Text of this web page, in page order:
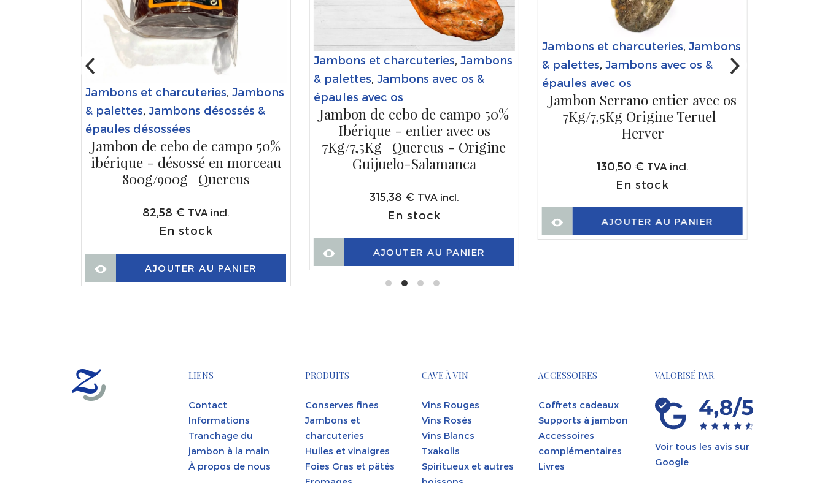
Jambons et charcuteries Jambons
& palettes Jambons désossés &
épaules désossées
Jambon de cebo de campo 50%
ibérique - désossé en morceau
800g/900g | Quercus
82,58 € TVA incl.
En stock
AJOUTER AU PANIER
Jambons et charcuteries Jambons
& palettes Jambons avec os &
épaules avec os
Jambon de cebo de campo 50%
Ibérique - entier avec os
7Kg/7,5Kg | Quercus - Origine
Guijuelo-Salamanca
315,38 € TVA incl.
En stock
AJOUTER AU PANIER
Jambons et charcuteries Jambons
& palettes Jambons avec os &
épaules avec os
Jambon Serrano entier avec os
7Kg/7,5Kg Origine Teruel |
Herver
130,50 € TVA incl.
En stock
AJOUTER AU PANIER
LIENS
Contact
Informations
Tranchage du
jambon à la main
À propos de nous
PRODUITS
Conserves fines
Jambons et
charcuteries
Huiles et vinaigres
Foies Gras et pâtés
CAVE À VIN
Vins Rouges
Vins Rosés
Vins Blancs
Txakolis
Spiritueux et autres
ACCESSOIRES
Coffrets cadeaux
Supports à jambon
Accessoires
complémentaires
Livres
VALORISÉ PAR
Voir tous les avis sur
Google